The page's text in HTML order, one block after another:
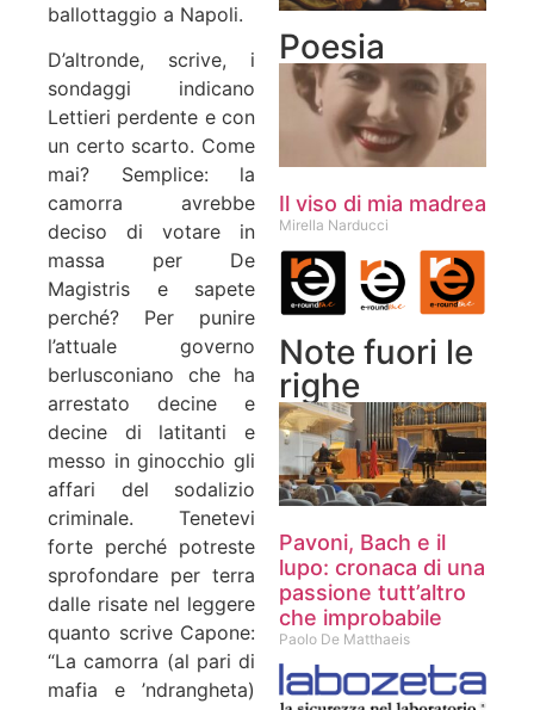
ballottaggio a Napoli.
D’altronde, scrive, i
sondaggi indicano
Lettieri perdente e con
un certo scarto. Come
mai? Semplice: la
camorra avrebbe
deciso di votare in
massa per De
Magistris e sapete
perché? Per punire
l’attuale governo
berlusconiano che ha
arrestato decine e
decine di latitanti e
messo in ginocchio gli
affari del sodalizio
criminale. Tenetevi
forte perché potreste
sprofondare per terra
dalle risate nel leggere
quanto scrive Capone:
“La camorra (al pari di
mafia e ’ndrangheta)
Poesia
Il viso di mia madrea
Mirella Narducci
Note fuori le
righe
Pavoni, Bach e il
lupo: cronaca di una
passione tutt’altro
che improbabile
Paolo De Matthaeis